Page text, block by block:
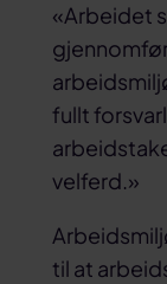
«Arbeidet
fullt
velferd.»
til at